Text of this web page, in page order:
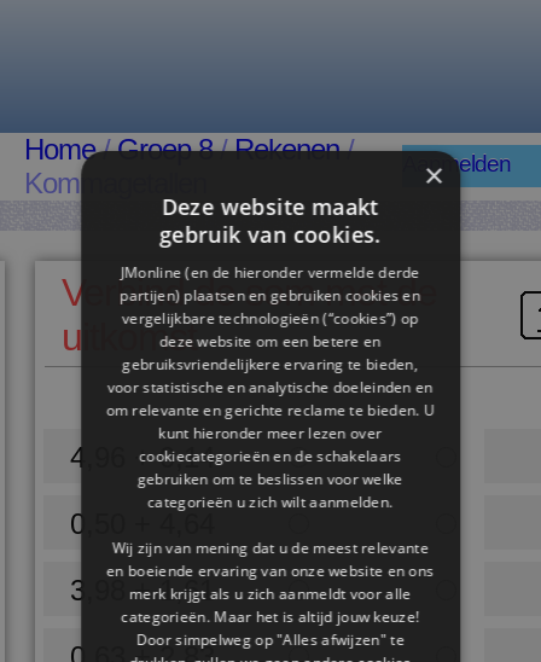
Home/Groep 8/Rekenen/
Kommagetallen
Aanmelden
Verbind de som met de
uitkomst
4,96 + 0,14
0,50 + 4,64
3,98 + 1,61
×
Deze website maakt
gebruik van cookies.
JMonline (en de hieronder vermelde derde
partijen) plaatsen en gebruiken cookies en
vergelijkbare technologieën (“cookies”) op
deze website om een ​​betere en
gebruiksvriendelijkere ervaring te bieden,
voor statistische en analytische doeleinden en
om relevante en gerichte reclame te bieden. U
kunt hieronder meer lezen over
cookiecategorieën en de schakelaars
gebruiken om te beslissen voor welke
categorieën u zich wilt aanmelden.
Wij zijn van mening dat u de meest relevante
en boeiende ervaring van onze website en ons
merk krijgt als u zich aanmeldt voor alle
categorieën. Maar het is altijd jouw keuze!
Door simpelweg op "Alles afwijzen" te